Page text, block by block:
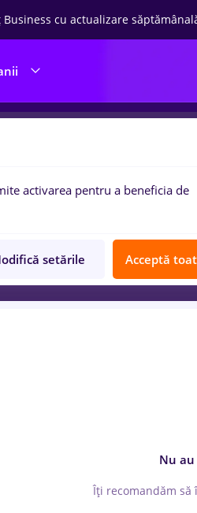
cu actualizare
muncarandstad,
Constructii /
Relevanță
Nu
Îți recomandăm
activarea pentru a beneficia de
setările Acceptă